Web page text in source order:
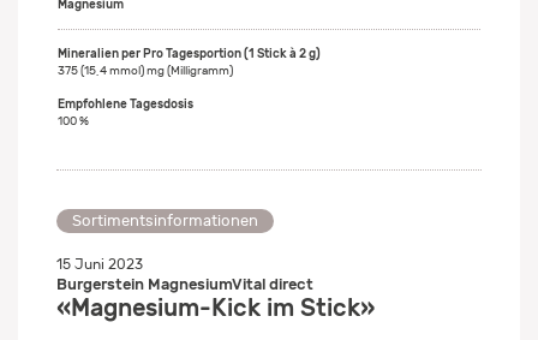
Magnesium
375 (15,4 mmol) mg (Milligramm)
100 %
Sortimentsinformationen
15 Juni 2023
Burgerstein MagnesiumVital direct
«Magnesium-Kick im Stick»